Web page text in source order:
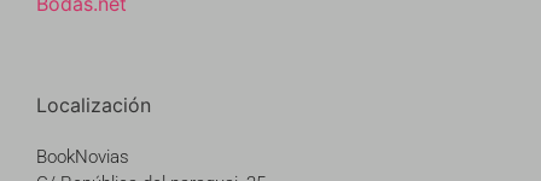
Localización
BookNovias